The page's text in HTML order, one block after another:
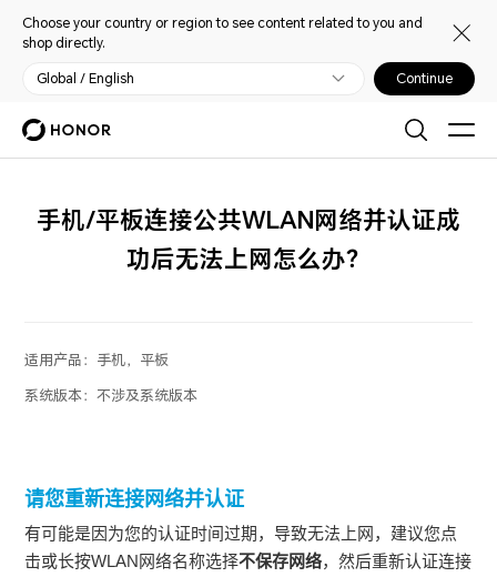
Choose your country or region to see content related to you and
shop directly.
Global / English Continue
手机/平板连接公共WLAN网络并认证成
功后无法上网怎么办？
适用产品： 手机，平板
系统版本：不涉及系统版本
请您重新连接网络并认证
有可能是因为您的认证时间过期，导致无法上网，建议您点
击或长按WLAN网络名称选择不保存网络，然后重新认证连接